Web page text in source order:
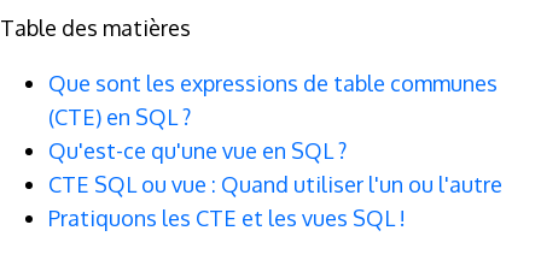
Table des matières
Que sont les expressions de table communes
(CTE) en SQL ?
Qu'est-ce qu'une vue en SQL ?
CTE SQL ou vue : Quand utiliser l'un ou l'autre
Pratiquons les CTE et les vues SQL !